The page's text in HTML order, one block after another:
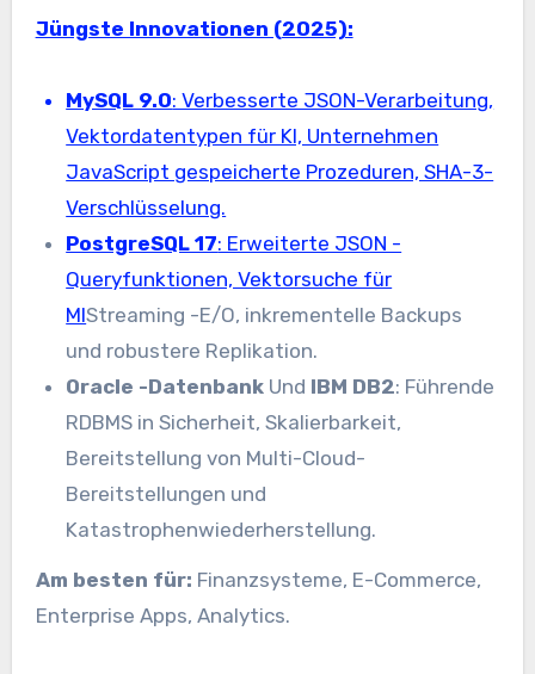
Jüngste Innovationen (2025):
MySQL 9.0: Verbesserte JSON-Verarbeitung,
Vektordatentypen für KI, Unternehmen
JavaScript gespeicherte Prozeduren, SHA-3-
Verschlüsselung.
PostgreSQL 17: Erweiterte JSON -
Queryfunktionen, Vektorsuche für
MlStreaming -E/O, inkrementelle Backups
und robustere Replikation.
Oracle -Datenbank Und IBM DB2: Führende
RDBMS in Sicherheit, Skalierbarkeit,
Bereitstellung von Multi-Cloud-
Bereitstellungen und
Katastrophenwiederherstellung.
Am besten für: Finanzsysteme, E-Commerce,
Enterprise Apps, Analytics.